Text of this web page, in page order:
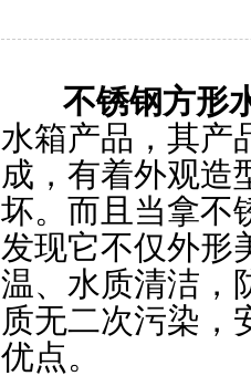
不锈钢方形
水箱产品，其产
成，有着外观造
坏。而且当拿不
发现它不仅外形
温、水质清洁，
质无二次污染，
优点。